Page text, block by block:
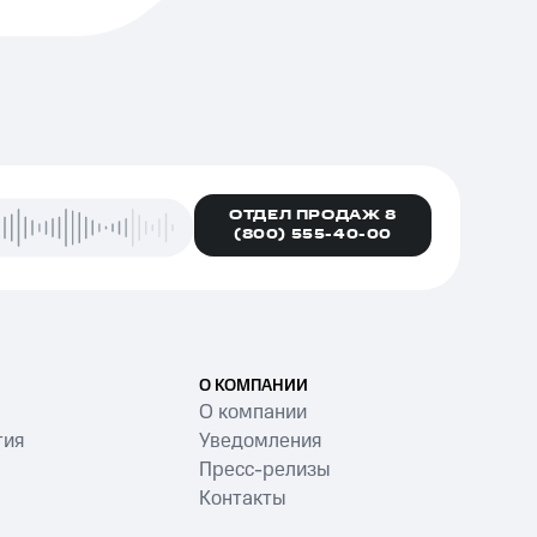
ОТДЕЛ ПРОДАЖ 8
(800) 555-40-00
О КОМПАНИИ
О компании
Уведомления
Пресс-релизы
Контакты